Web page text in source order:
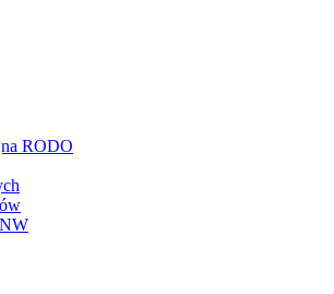
RODO